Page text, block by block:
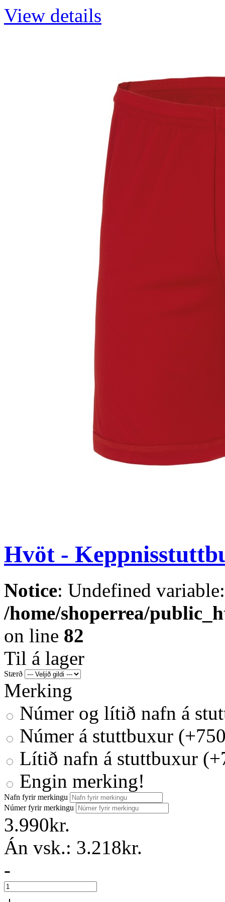
View details
Hvöt -
Notice: Undefined
/home/shoperrea/
on line 82
Til á lager
Stærð
Merking
Númer og lítið nafn á
Númer á stuttbuxur
Lítið nafn á stuttbuxur
Engin merking!
Nafn fyrir merkingu
Númer fyrir merkingu
3.990kr.
Án vsk.: 3.218kr.
-